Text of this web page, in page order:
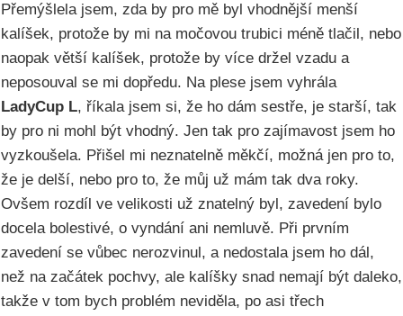
Přemýšlela jsem, zda by pro mě byl vhodnější menší
kalíšek, protože by mi na močovou trubici méně tlačil, nebo
naopak větší kalíšek, protože by více držel vzadu a
neposouval se mi dopředu. Na plese jsem vyhrála
LadyCup L, říkala jsem si, že ho dám sestře, je starší, tak
by pro ni mohl být vhodný. Jen tak pro zajímavost jsem ho
vyzkoušela. Přišel mi neznatelně měkčí, možná jen pro to,
že je delší, nebo pro to, že můj už mám tak dva roky.
Ovšem rozdíl ve velikosti už znatelný byl, zavedení bylo
docela bolestivé, o vyndání ani nemluvě. Při prvním
zavedení se vůbec nerozvinul, a nedostala jsem ho dál,
než na začátek pochvy, ale kalíšky snad nemají být daleko,
takže v tom bych problém neviděla, po asi třech